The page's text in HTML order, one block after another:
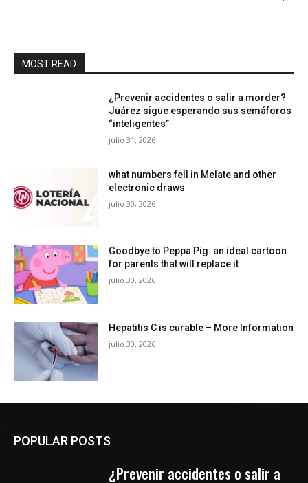
MOST READ
¿Prevenir accidentes o salir a morder?
Juárez sigue esperando sus semáforos
“inteligentes”
julio 31, 2026
what numbers fell in Melate and other
electronic draws
julio 30, 2026
Goodbye to Peppa Pig: an ideal cartoon
for parents that will replace it
julio 30, 2026
Hepatitis C is curable – More Information
julio 30, 2026
POPULAR POSTS
¿Prevenir accidentes o salir a